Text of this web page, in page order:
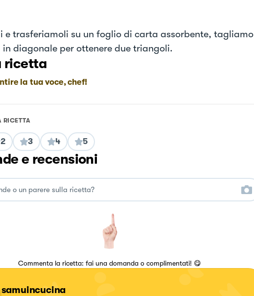
e trasferiamoli su un foglio di carta assorbente, tagliamo
diagonale per ottenere due triangoli.
ricetta
la tua voce, chef!
RICETTA
2 3 4 5
e recensioni
Commenta la ricetta: fai una domanda o complimentati! 😋
samuincucina